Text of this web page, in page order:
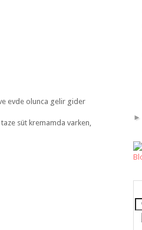
evde olunca gelir gider
taze süt kremamda varken,
►